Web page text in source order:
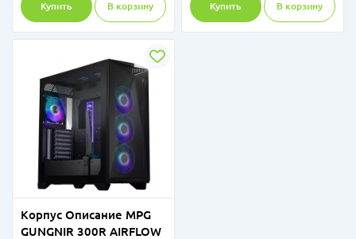
Купить В корзину Купить В корзину
Корпус Описание MPG
GUNGNIR 300R AIRFLOW